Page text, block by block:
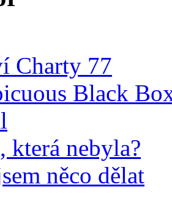
Charty 77
Black
která nebyla?
něco dělat